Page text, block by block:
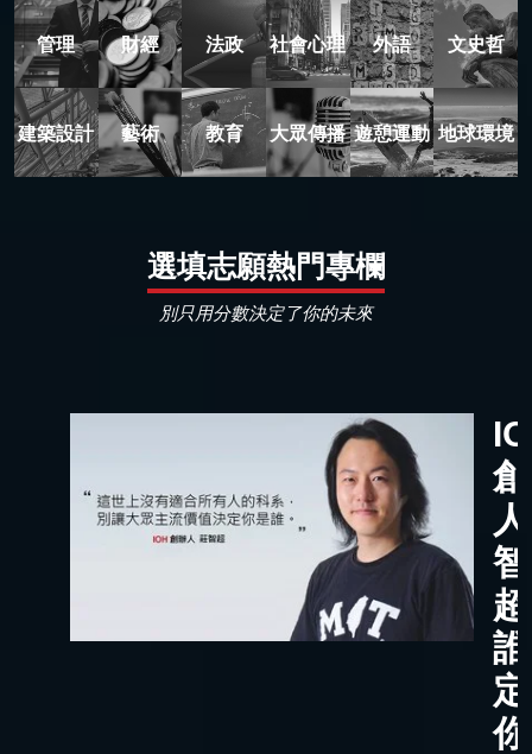
管理 財經 法政 社會心理 外語 文史哲
建築設計 藝術 教育 大眾傳播 遊憩運動 地球環境
選填志願熱門專欄
別只用分數決定了你的未來
智